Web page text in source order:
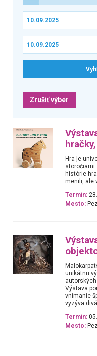
Zrušiť výber
Hra je
histórie
menili, ale
Termín:
Mesto:
unikátnu
autorských
Výstava
vnímanie
vyzýva
Termín:
Mesto: